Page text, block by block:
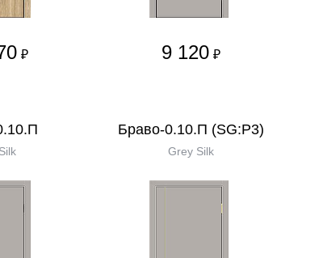
₽ 9 120 ₽
Браво-0.10.П (SG:P3)
Grey Silk